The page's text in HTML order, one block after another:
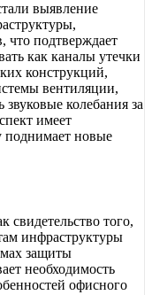
выявление
что подтверждает
как каналы утечки
конструкций,
вентиляции,
колебания за
имеет
поднимает новые
свидетельство того,
инфраструктуры
защиты
необходимость
офисного